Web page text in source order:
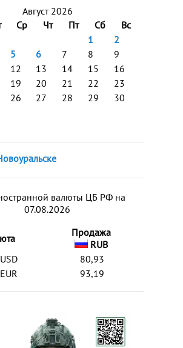
Август 2026
Ср Чт Пт Сб
Вс
1
2
5 6 7 8
9
12 13 14 15
16
19 20 21 22
23
26 27 28 29
30
валюты ЦБ РФ на
07.08.2026
Продажа
RUB
80,93
EUR
93,19